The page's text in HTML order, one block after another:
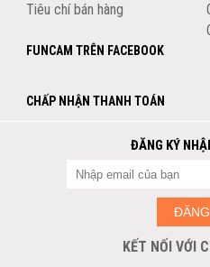
Tiêu chí bán hàng
FUNCAM TRÊN FACEBOOK
CHẤP NHẬN THANH TOÁN
ĐĂNG KÝ
KẾT NỐI VỚI